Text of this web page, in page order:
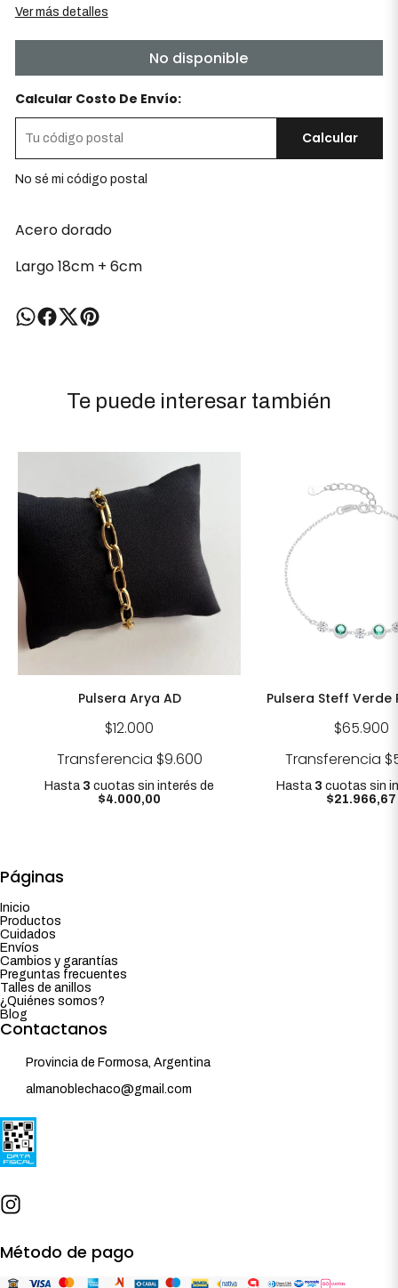
Ver más detalles
No disponible
Calcular Costo De Envío:
Calcular
No sé mi código postal
Acero dorado
Largo 18cm + 6cm
Te puede interesar también
Pulsera Arya AD
$12.000
Transferencia $9.600
Hasta 3 cuotas sin interésde
$4.000,00
Pulsera Steff Verde
$65.900
Transferencia
Hasta 3 cuotas sin
$21.966,67
Páginas
Inicio
Productos
Cuidados
Envíos
Cambios y garantías
Preguntas frecuentes
Talles de anillos
¿Quiénes somos?
Blog
Contactanos
Provincia de Formosa, Argentina
almanoblechaco@gmail.com
Método de pago